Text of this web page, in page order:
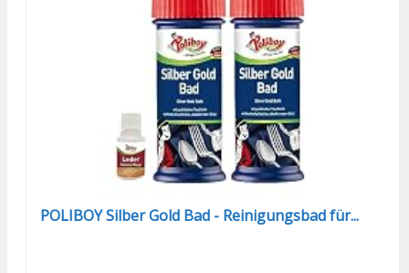
POLIBOY Silber Gold Bad - Reinigungsbad für...